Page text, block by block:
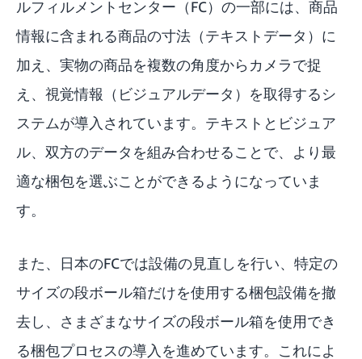
ルフィルメントセンター（FC）の一部には、商品
情報に含まれる商品の寸法（テキストデータ）に
加え、実物の商品を複数の角度からカメラで捉
え、視覚情報（ビジュアルデータ）を取得するシ
ステムが導入されています。テキストとビジュア
ル、双方のデータを組み合わせることで、より最
適な梱包を選ぶことができるようになっていま
す。
また、日本のFCでは設備の見直しを行い、特定の
サイズの段ボール箱だけを使用する梱包設備を撤
去し、さまざまなサイズの段ボール箱を使用でき
る梱包プロセスの導入を進めています。これによ